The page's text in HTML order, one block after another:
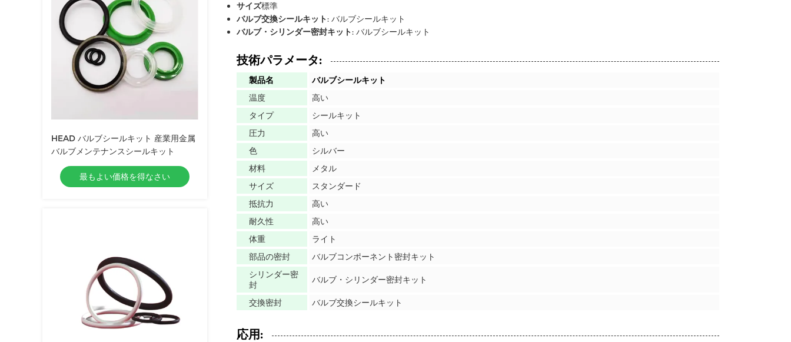
HEAD バルブシールキット 産業用金属
バルブメンテナンスシールキット
最もよい価格を得なさい
サイズ標準
バルブ交換シールキット: バルブシールキット
バルブ・シリンダー密封キット: バルブシールキット
技術パラメータ:
製品名
バルブシールキット
温度
高い
タイプ
シールキット
圧力
高い
色
シルバー
材料
メタル
サイズ
スタンダード
抵抗力
高い
耐久性
高い
体重
ライト
部品の密封
バルブコンポーネント密封キット
シリンダー密
封
バルブ・シリンダー密封キット
交換密封 バルブ交換シールキット
応用: